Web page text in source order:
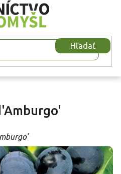
Hľadať